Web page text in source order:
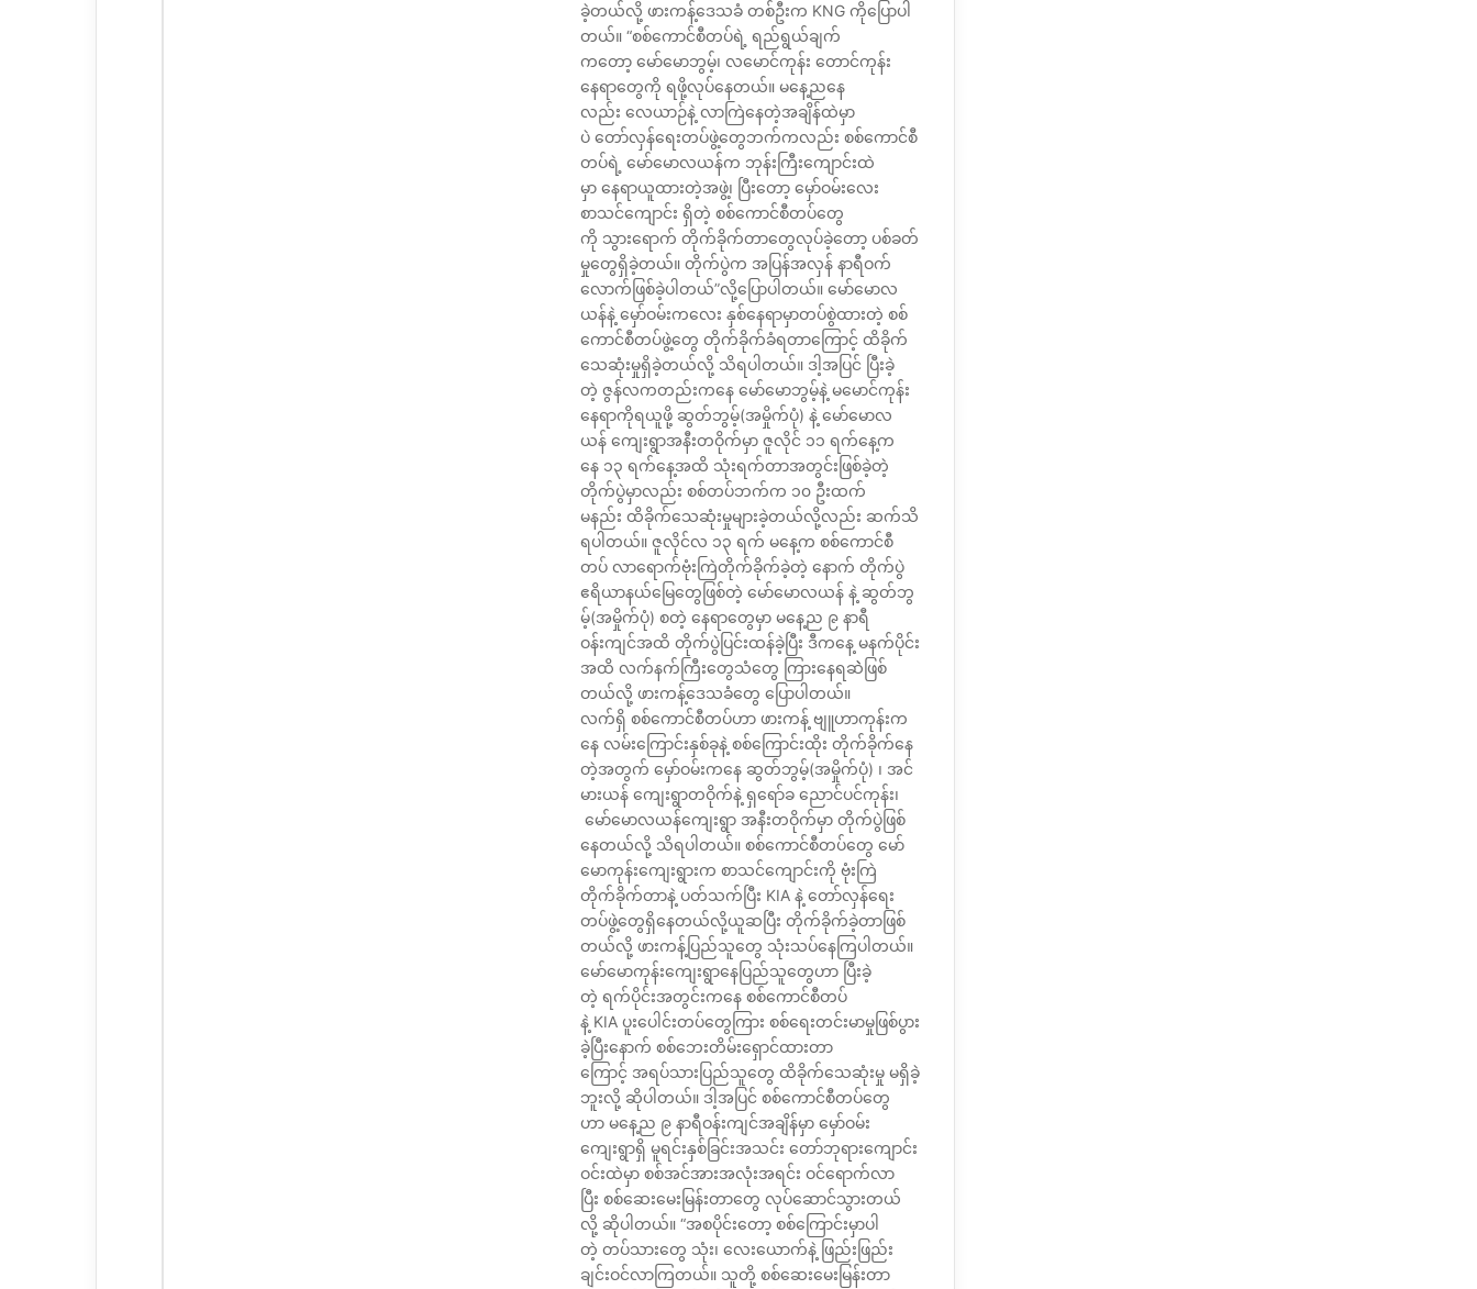
ခဲ့တယ်လို့ ဖားကန့်ဒေသခံ တစ်ဦးက KNG ကိုပြောပါ
တယ်။ “စစ်ကောင်စီတပ်ရဲ့ ရည်ရွယ်ချက်
ကတော့ မော်မောဘွမ့်၊ လမောင်ကုန်း တောင်ကုန်း
နေရာတွေကို ရဖို့လုပ်နေတယ်။ မနေ့ညနေ
လည်း လေယာဉ်နဲ့ လာကြဲနေတဲ့အချိန်ထဲမှာ
ပဲ တော်လှန်ရေးတပ်ဖွဲ့တွေဘက်ကလည်း စစ်ကောင်စီ
တပ်ရဲ့ မော်မောလယန်က ဘုန်းကြီးကျောင်းထဲ
မှာ နေရာယူထားတဲ့အဖွဲ့၊ ပြီးတော့ မှော်ဝမ်းလေး
စာသင်ကျောင်း ရှိတဲ့ စစ်ကောင်စီတပ်တွေ
ကို သွားရောက် တိုက်ခိုက်တာတွေလုပ်ခဲ့တော့ ပစ်ခတ်
မှုတွေရှိခဲ့တယ်။ တိုက်ပွဲက အပြန်အလှန် နာရီဝက်
လောက်ဖြစ်ခဲ့ပါတယ်”လို့ပြောပါတယ်။ မော်မောလ
ယန်နဲ့ မှော်ဝမ်းကလေး နှစ်နေရာမှာတပ်စွဲထားတဲ့ စစ်
ကောင်စီတပ်ဖွဲ့တွေ တိုက်ခိုက်ခံရတာကြောင့် ထိခိုက်
သေဆုံးမှုရှိခဲ့တယ်လို့ သိရပါတယ်။ ဒါ့အပြင် ပြီးခဲ့
တဲ့ ဇွန်လကတည်းကနေ မော်မောဘွမ့်နဲ့ မမောင်ကုန်း
နေရာကိုရယူဖို့ ဆွတ်ဘွမ့်(အမှိုက်ပုံ) နဲ့ မော်မောလ
ယန် ကျေးရွာအနီးတဝိုက်မှာ ဇူလိုင် ၁၁ ရက်နေ့က
နေ ၁၃ ရက်နေ့အထိ သုံးရက်တာအတွင်းဖြစ်ခဲ့တဲ့
တိုက်ပွဲမှာလည်း စစ်တပ်ဘက်က ၁၀ ဦးထက်
မနည်း ထိခိုက်သေဆုံးမှုများခဲ့တယ်လို့လည်း ဆက်သိ
ရပါတယ်။ ဇူလိုင်လ ၁၃ ရက် မနေ့က စစ်ကောင်စီ
တပ် လာရောက်ဗုံးကြဲတိုက်ခိုက်ခဲ့တဲ့ နောက် တိုက်ပွဲ
ဧရိယာနယ်မြေတွေဖြစ်တဲ့ မော်မောလယန် နဲ့ ဆွတ်ဘွ
မ့်(အမှိုက်ပုံ) စတဲ့ နေရာတွေမှာ မနေ့ည ၉ နာရီ
ဝန်းကျင်အထိ တိုက်ပွဲပြင်းထန်ခဲ့ပြီး ဒီကနေ့ မနက်ပိုင်း
အထိ လက်နက်ကြီးတွေသံတွေ ကြားနေရဆဲဲဖြစ်
တယ်လို့ ဖားကန့်ဒေသခံတွေ ပြောပါတယ်။
လက်ရှိ စစ်ကောင်စီတပ်ဟာ ဖားကန့် ဗျူဟာကုန်းက
နေ လမ်းကြောင်းနှစ်ခုနဲ့ စစ်ကြောင်းထိုး တိုက်ခိုက်နေ
တဲ့အတွက် မှော်ဝမ်းကနေ ဆွတ်ဘွမ့်(အမှိုက်ပုံ) ၊ အင်
မားယန် ကျေးရွာတဝိုက်နဲ့ ရှရော်ခ ညောင်ပင်ကုန်း၊
မော်မောလယန်ကျေးရွာ အနီးတဝိုက်မှာ တိုက်ပွဲဖြစ်
နေတယ်လို့ သိရပါတယ်။ စစ်ကောင်စီတပ်တွေ မော်
မောကုန်းကျေးရွားက စာသင်ကျောင်းကို ဗုံးကြဲ
တိုက်ခိုက်တာနဲ့ ပတ်သက်ပြီး KIA နဲ့ တော်လှန်ရေး
တပ်ဖွဲ့တွေရှိနေတယ်လို့ယူဆပြီး တိုက်ခိုက်ခဲ့တာဖြစ်
တယ်လို့ ဖားကန့်ပြည်သူတွေ သုံးသပ်နေကြပါတယ်။
မော်မောကုန်းကျေးရွာနေပြည်သူတွေဟာ ပြီးခဲ့
တဲ့ ရက်ပိုင်းအတွင်းကနေ စစ်ကောင်စီတပ်
နဲ့ KIA ပူးပေါင်းတပ်တွေကြား စစ်ရေးတင်းမာမှုဖြစ်ပွား
ခဲ့ပြီးနောက် စစ်ဘေးတိမ်းရှောင်ထားတာ
ကြောင့် အရပ်သားပြည်သူတွေ ထိခိုက်သေဆုံးမှု မရှိခဲ့
ဘူးလို့ ဆိုပါတယ်။ ဒါ့အပြင် စစ်ကောင်စီတပ်တွေ
ဟာ မနေ့ည ၉ နာရီဝန်းကျင်အချိန်မှာ မှော်ဝမ်း
ကျေးရွာရှိ မူရင်းနှစ်ခြင်းအသင်း တော်ဘုရားကျောင်း
ဝင်းထဲမှာ စစ်အင်အားအလုံးအရင်း ဝင်ရောက်လာ
ပြီး စစ်ဆေးမေးမြန်းတာတွေ လုပ်ဆောင်သွားတယ်
လို့ ဆိုပါတယ်။ “အစပိုင်းတော့ စစ်ကြောင်းမှာပါ
တဲ့ တပ်သားတွေ သုံး၊ လေးယောက်နဲ့ ဖြည်းဖြည်း
ချင်းဝင်လာကြတယ်။ သူတို့ စစ်ဆေးမေးမြန်းတာ